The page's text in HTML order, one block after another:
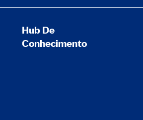
Hub De
Conhecimento